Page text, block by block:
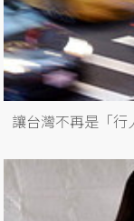
讓台灣不再是「